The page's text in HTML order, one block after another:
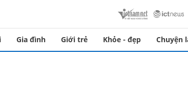
Gia đình Giới trẻ Khỏe - đẹp Chuyện